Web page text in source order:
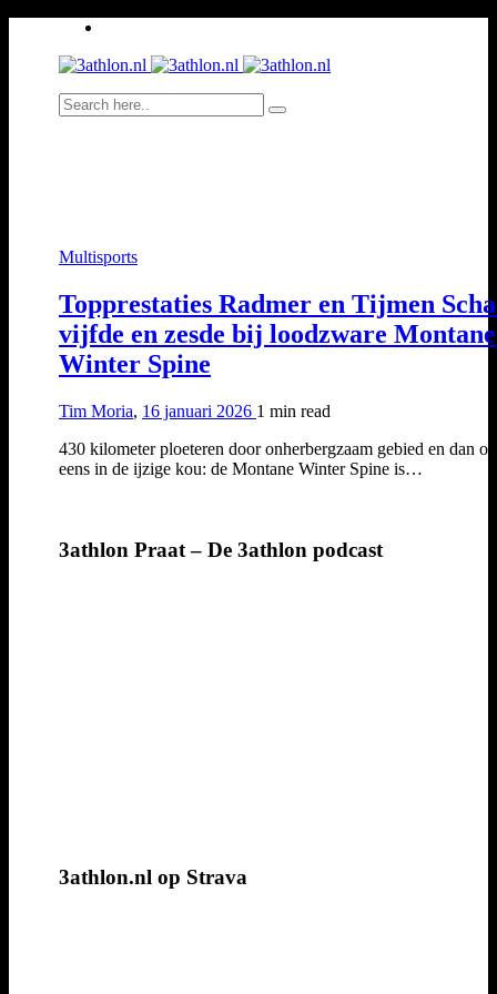
Multisports
Topprestaties Radmer en Tijmen
vijfde en zesde bij loodzware Montane
Winter Spine
Tim Moria, 16 januari 2026 1 min read
430 kilometer ploeteren door onherbergzaam gebied en dan
eens in de ijzige kou: de Montane Winter Spine is…
3athlon Praat – De 3athlon podcast
3athlon.nl op Strava